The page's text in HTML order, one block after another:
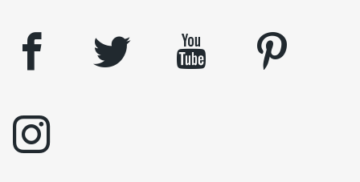
facebook twitter youtube
pinterest
instagram